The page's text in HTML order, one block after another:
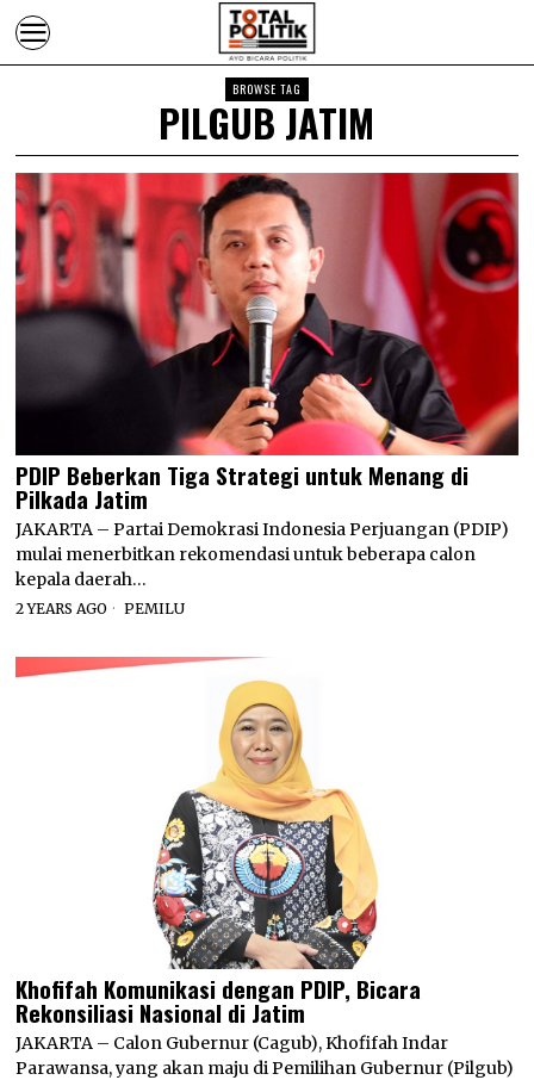
BROWSE TAG
PILGUB JATIM
PDIP Beberkan Tiga Strategi untuk Menang di
Pilkada Jatim
JAKARTA – Partai Demokrasi Indonesia Perjuangan (PDIP)
mulai menerbitkan rekomendasi untuk beberapa calon
kepala daerah…
2 YEARS AGO PEMILU
Khofifah Komunikasi dengan PDIP, Bicara
Rekonsiliasi Nasional di Jatim
JAKARTA – Calon Gubernur (Cagub), Khofifah Indar
Parawansa, yang akan maju di Pemilihan Gubernur (Pilgub)